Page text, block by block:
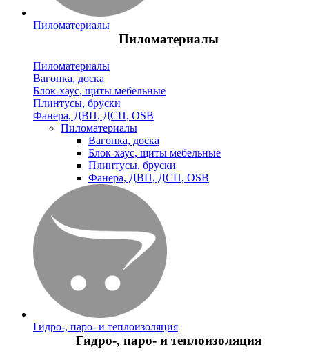
Пиломатериалы
Пиломатериалы
Пиломатериалы
Вагонка, доска
Блок-хаус, щиты мебельные
Плинтусы, бруски
Фанера, ДВП, ДСП, OSB
Пиломатериалы
Вагонка, доска
Блок-хаус, щиты мебельные
Плинтусы, бруски
Фанера, ДВП, ДСП, OSB
Гидро-, паро- и теплоизоляция
Гидро-, паро- и теплоизоляция